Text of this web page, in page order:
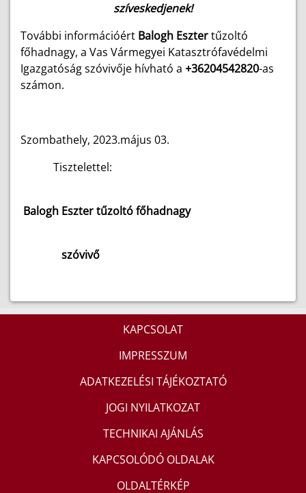
szíveskedjenek!
További információért Balogh Esztertűzoltó
főhadnagy, a Vas Vármegyei Katasztrófavédelmi
Igazgatóság szóvivője hívható a +36204542820-as
számon.
Szombathely, 2023.május 03.
Tisztelettel:
Balogh Eszter tűzoltó főhadnagy
szóvivő
KAPCSOLAT
IMPRESSZUM
ADATKEZELÉSI TÁJÉKOZTATÓ
JOGI NYILATKOZAT
TECHNIKAI AJÁNLÁS
KAPCSOLÓDÓ OLDALAK
OLDALTÉRKÉP